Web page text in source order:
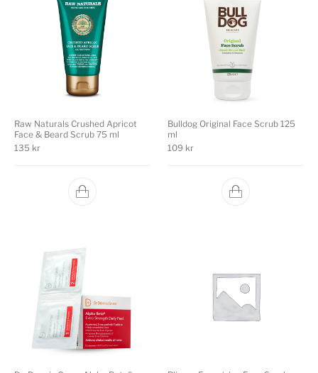
Raw Naturals Crushed Apricot
Face & Beard Scrub 75 ml
135 kr
Bulldog Original Face Scrub 125
ml
109 kr